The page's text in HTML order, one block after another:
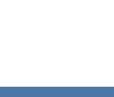
в Новороссии,